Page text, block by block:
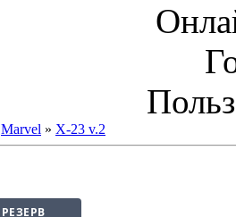
Marvel » X-23 v.2
РЕЗЕРВ